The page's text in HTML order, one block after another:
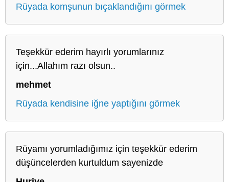
Rüyada komşunun bıçaklandığını görmek
Teşekkür ederim hayırlı yorumlarınız
için...Allahım razı olsun..
mehmet
Rüyada kendisine iğne yaptığını görmek
Rüyamı yorumladığımız için teşekkür ederim
düşüncelerden kurtuldum sayenizde